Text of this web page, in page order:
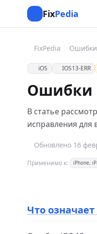
FixPedia
FixPedia Ошибки
iOS IOS13-ERR
Ошибки
В статье
исправления для
Обновлено 16
Применимо к: iPhone,
Что